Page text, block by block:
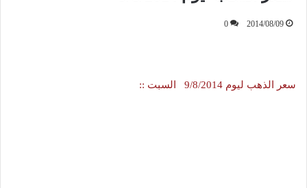
2014/08/09
0
سعر الذهب ليوم 9/8/2014 السبت ::